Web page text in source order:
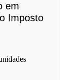
em
Imposto